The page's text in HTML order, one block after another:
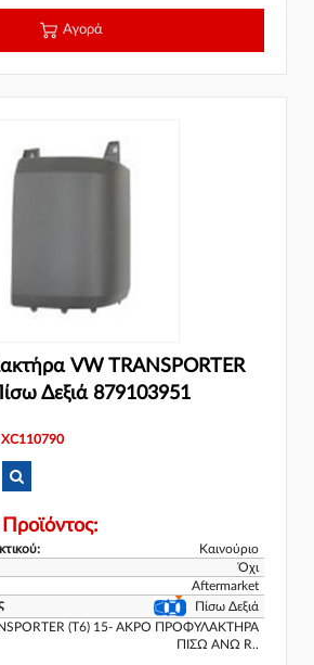
Αγορά
VW TRANSPORTER
Δεξιά 879103951
XC110790
Καινούριο
Όχι
Aftermarket
Πίσω Δεξιά
(T6) 15- ΑΚΡΟ ΠΡΟΦΥΛΑΚΤΗΡΑ
ΠΙΣΩ ΑΝΩ R..